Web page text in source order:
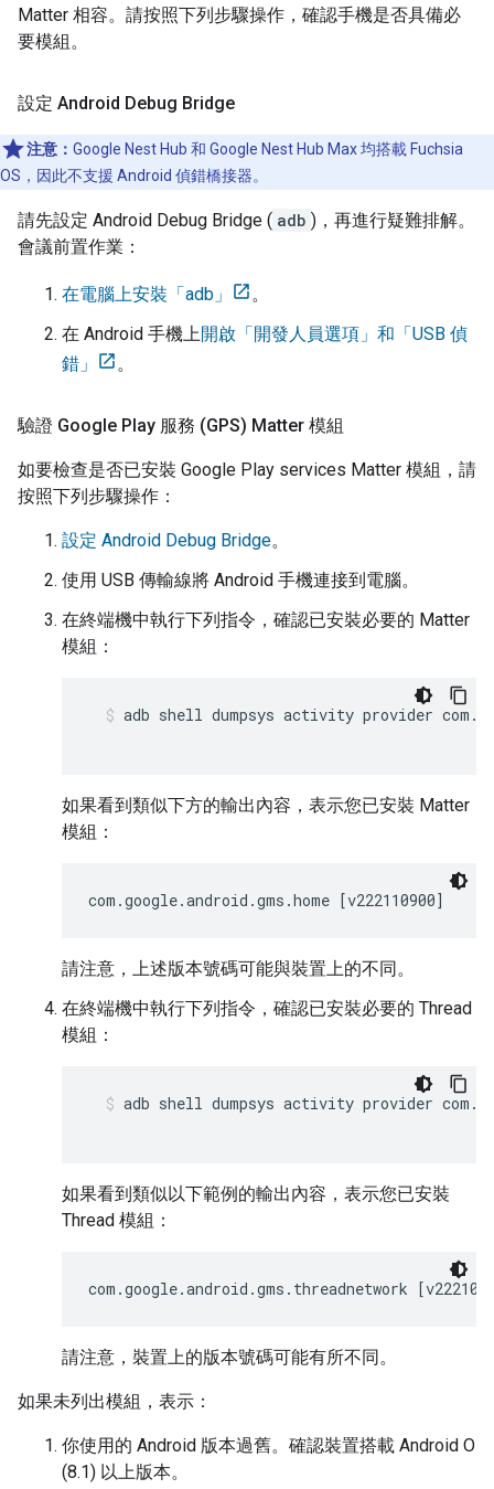
Matter 相容。請按照下列步驟操作，確認手機是否具備必
要模組。
設定 Android Debug Bridge
注意： Google Nest Hub 和 Google Nest Hub Max 均搭載 Fuchsia
OS，因此不支援 Android 偵錯橋接器。
請先設定 Android Debug Bridge ( adb )，再進行疑難排解。
會議前置作業：
在電腦上安裝「adb」
。
在 Android 手機上開啟「開發人員選項」和「USB 偵
錯」
。
驗證 Google Play 服務 (GPS) Matter 模組
如要檢查是否已安裝 Google Play services Matter 模組，請
按照下列步驟操作：
設定 Android Debug Bridge。
使用 USB 傳輸線將 Android 手機連接到電腦。
在終端機中執行下列指令，確認已安裝必要的 Matter
模組：
adb shell dumpsys activity provider
如果看到類似下方的輸出內容，表示您已安裝 Matter
模組：
com.google.android.gms.home [v222110900]
請注意，上述版本號碼可能與裝置上的不同。
在終端機中執行下列指令，確認已安裝必要的 Thread
模組：
adb shell dumpsys activity provider
如果看到類似以下範例的輸出內容，表示您已安裝
Thread 模組：
com.google.android.gms.threadnetwork
請注意，裝置上的版本號碼可能有所不同。
如果未列出模組，表示：
你使用的 Android 版本過舊。確認裝置搭載 Android O
(8.1) 以上版本。